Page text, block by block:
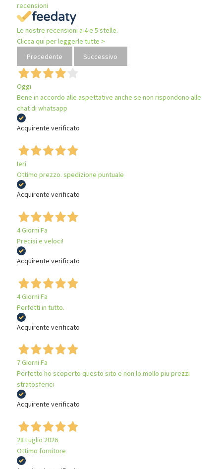
recensioni
Le nostre recensioni a 4 e 5 stelle.
Clicca qui per leggerle tutte >
Precedente
Successivo
Oggi
Bene in accordo alle aspettative anche se non rispondono alle
chat di whatsapp
Acquirente verificato
Ieri
Ottimo prezzo. spedizione puntuale
Acquirente verificato
4 Giorni Fa
Precisi e veloci!
Acquirente verificato
4 Giorni Fa
Perfetti in tutto.
Acquirente verificato
7 Giorni Fa
Perfetto ho scoperto questo sito e non lo.mollo piu prezzi
stratosferici
Acquirente verificato
28 Luglio 2026
Ottimo fornitore